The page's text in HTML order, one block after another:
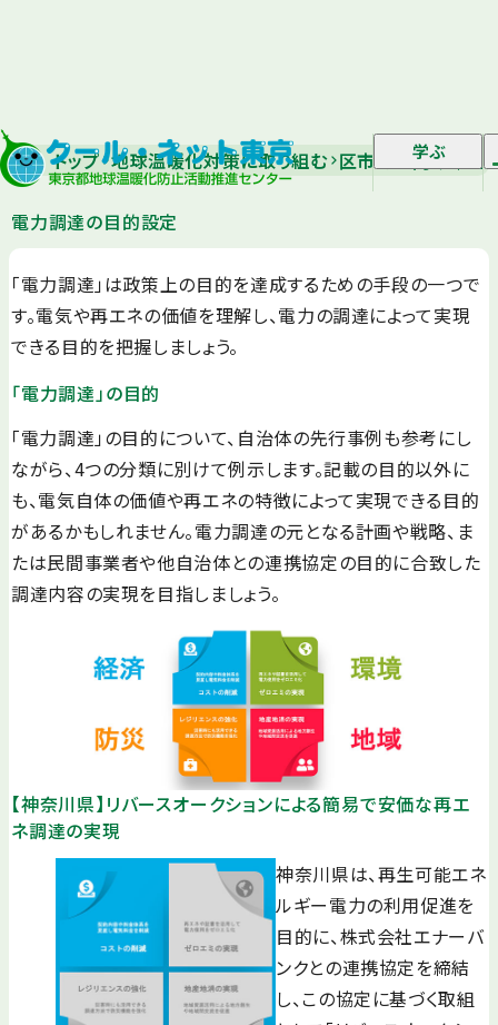
学ぶ
トップ 地球温暖化対策に取り組む 区市町村向け｜省
電力調達の目的設定
「電力調達」は政策上の目的を達成するための手段の一つで
す。電気や再エネの価値を理解し、電力の調達によって実現
できる目的を把握しましょう。
「電力調達」の目的
「電力調達」の目的について、自治体の先行事例も参考にし
ながら、4つの分類に別けて例示します。記載の目的以外に
も、電気自体の価値や再エネの特徴によって実現できる目的
があるかもしれません。電力調達の元となる計画や戦略、ま
たは民間事業者や他自治体との連携協定の目的に合致した
調達内容の実現を目指しましょう。
【神奈川県】リバースオークションによる簡易で安価な再エ
ネ調達の実現
神奈川県は、再生可能エネ
ルギー電力の利用促進を
目的に、株式会社エナーバ
ンクとの連携協定を締結
し、この協定に基づく取組